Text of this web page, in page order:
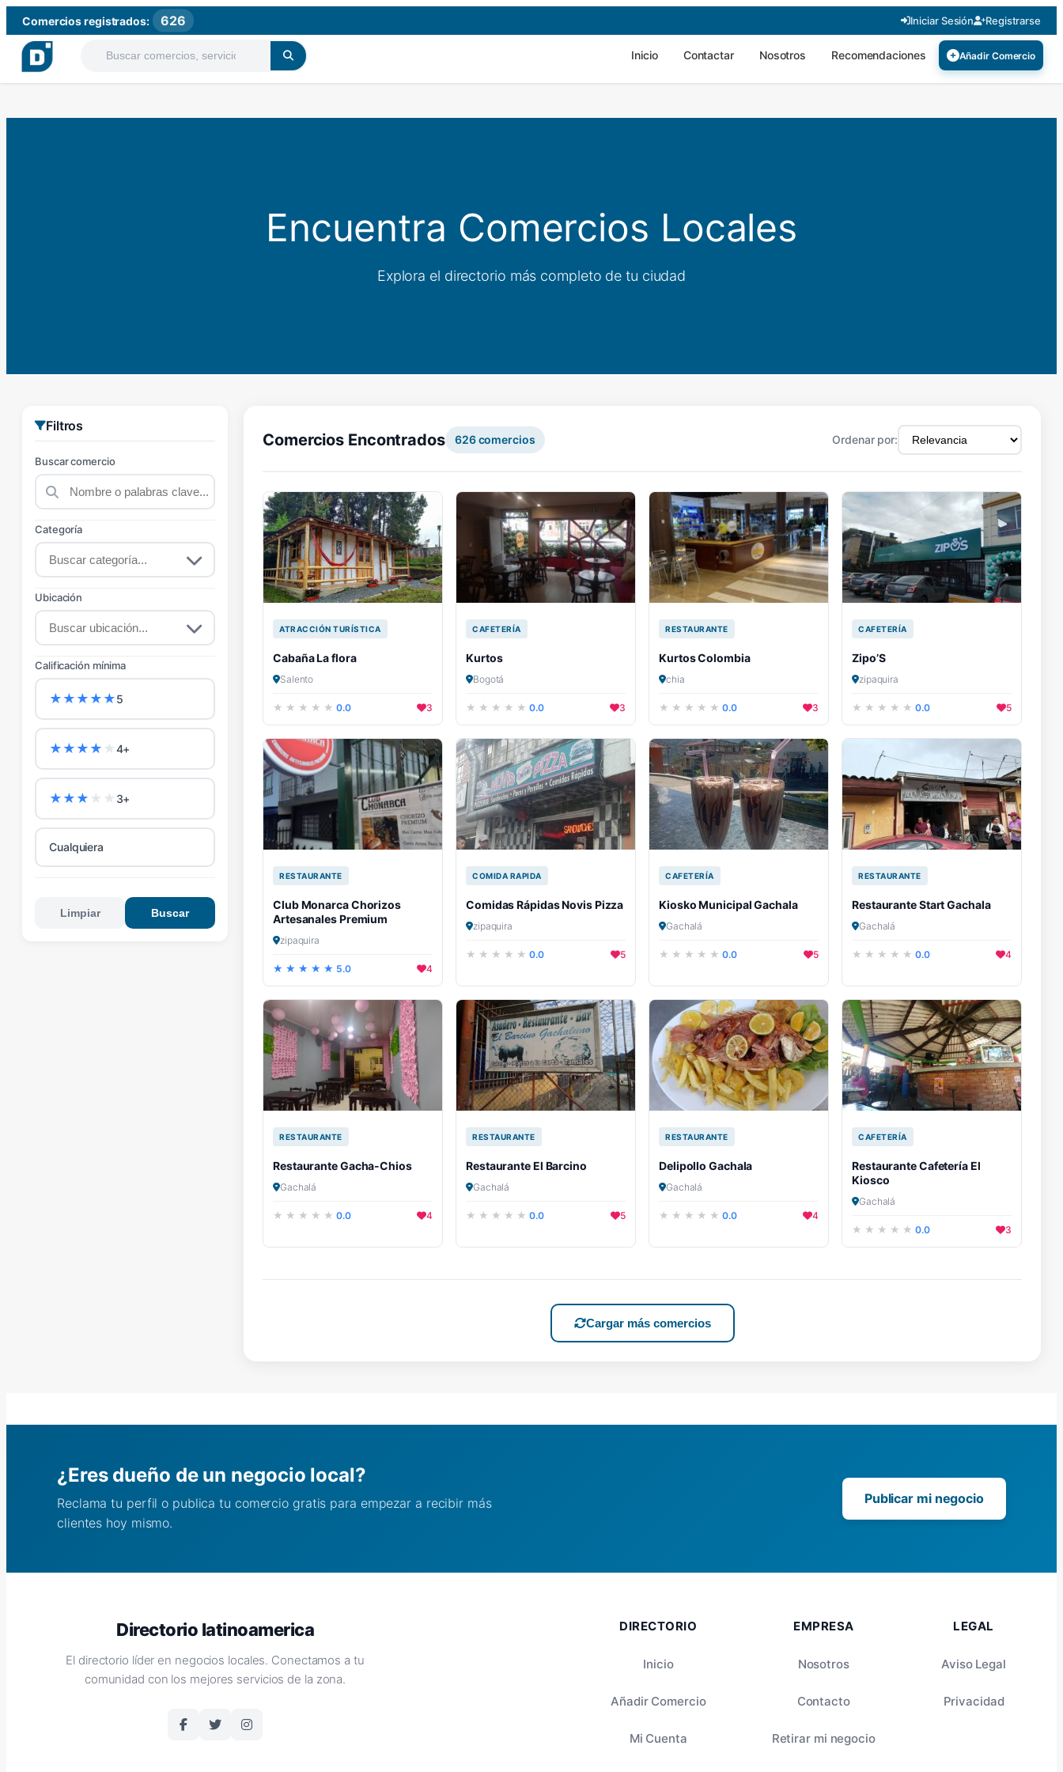
Comercios registrados: 626 Iniciar Sesión Registrarse
Inicio Contactar Nosotros Recomendaciones Añadir Comercio
Encuentra Comercios Locales
Explora el directorio más completo de tu ciudad
Filtros
Buscar comercio
Categoría
Ubicación
Calificación mínima
★ ★ ★ ★ ★5
★ ★ ★ ★ ★4+
★ ★ ★ ★ ★ 3+
Cualquiera
Limpiar Buscar
Comercios Encontrados 626comercios Ordenar por:
ATRACCIÓN TURÍSTICA
Cabaña La flora
Salento
0.0 3
CAFETERÍA
Kurtos
Bogotá
0.0 3
RESTAURANTE
Kurtos Colombia
chia
0.0 3
CAFETERÍA
Zipo’S
zipaquira
0.0 5
RESTAURANTE
Club Monarca Chorizos
Artesanales Premium
zipaquira
5.0 4
COMIDA RAPIDA
Comidas Rápidas Novis Pizza
zipaquira
0.0 5
CAFETERÍA
Kiosko Municipal Gachala
Gachalá
0.0 5
RESTAURANTE
Restaurante Start Gachala
Gachalá
0.0 4
RESTAURANTE
Restaurante Gacha-Chios
Gachalá
0.0 4
RESTAURANTE
Restaurante El Barcino
Gachalá
0.0 5
RESTAURANTE
Delipollo Gachala
Gachalá
0.0 4
CAFETERÍA
Restaurante Cafetería El
Kiosco
Gachalá
0.0 3
Cargar más comercios
¿Eres dueño de un negocio local?
Reclama tu perfil o publica tu comercio gratis para empezar a recibir más
clientes hoy mismo.
Publicar mi negocio
Directorio latinoamerica
El directorio líder en negocios locales. Conectamos a tu
comunidad con los mejores servicios de la zona.
DIRECTORIO
Inicio
Añadir Comercio
Mi Cuenta
EMPRESA
Nosotros
Contacto
Retirar mi negocio
LEGAL
Aviso Legal
Privacidad